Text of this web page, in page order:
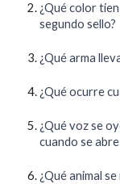
¿Qué color
segundo sello?
¿Qué arma
¿Qué ocurre
¿Qué voz se
cuando se
¿Qué animal